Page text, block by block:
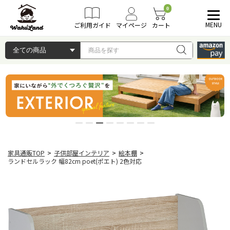
ご利用ガイド マイページ
0
カート MENU
家具通販TOP > 子供部屋インテリア > 絵本棚 >
ランドセルラック 幅82cm poet(ポエト) 2色対応